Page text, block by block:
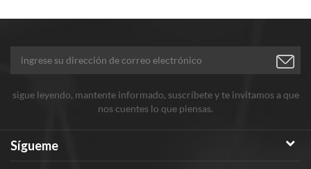
sigue leyendo, mantente informado, suscríbete y te invitamos a que
nos cuentes lo que piensas.
Sígueme